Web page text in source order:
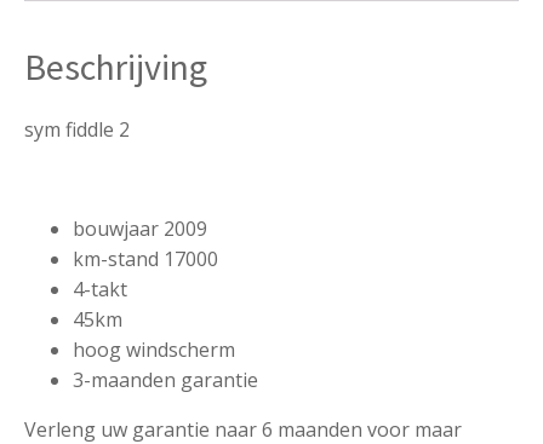
Beschrijving
sym fiddle 2
bouwjaar 2009
km-stand 17000
4-takt
45km
hoog windscherm
3-maanden garantie
Verleng uw garantie naar 6 maanden voor maar